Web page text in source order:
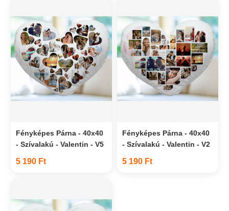
Fényképes Párna - 40x40
- Szívalakú - Valentin - V5
5 190 Ft
Fényképes Párna - 40x40
- Szívalakú - Valentin - V2
5 190 Ft